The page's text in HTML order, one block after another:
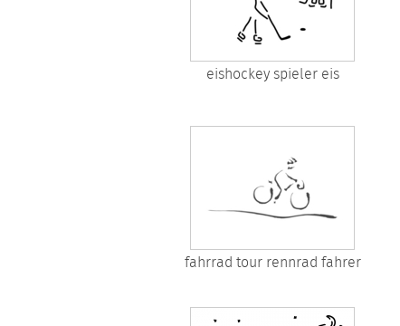
eishockey spieler eis
fahrrad tour rennrad fahrer